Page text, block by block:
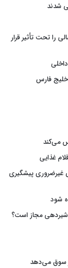
را تحت تأثیر قرار
فارس
می‌کند
غذایی
پیشگیری
شود
شیردهی مجاز است؟
سوق می‌دهد